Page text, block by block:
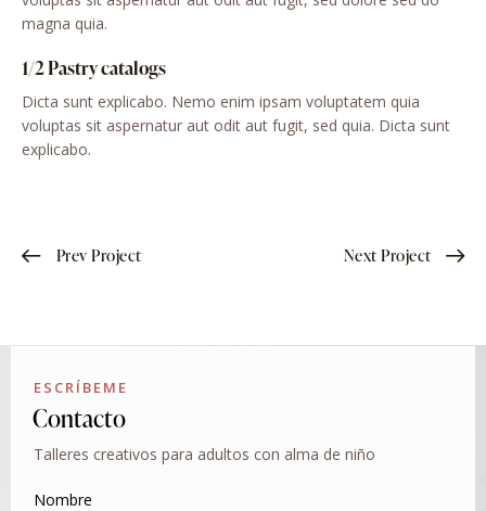
magna quia.
1/2 Pastry catalogs
Dicta sunt explicabo. Nemo enim ipsam voluptatem quia
voluptas sit aspernatur aut odit aut fugit, sed quia. Dicta sunt
explicabo.
Prev Project Next Project
ESCRÍBEME
Contacto
Talleres creativos para adultos con alma de niño
Nombre